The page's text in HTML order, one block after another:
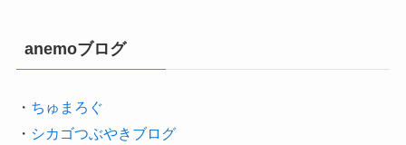
anemoブログ
・ ちゅまろぐ
・ シカゴつぶやきブログ